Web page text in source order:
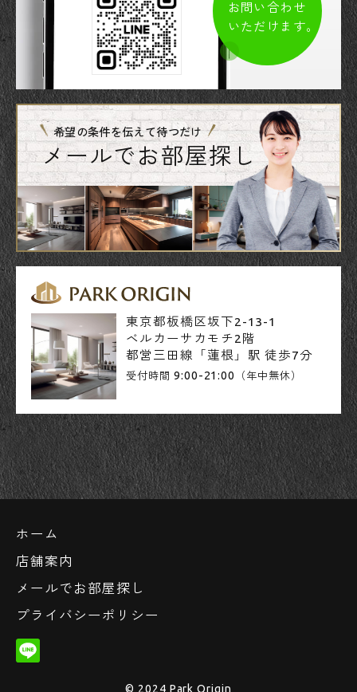
お問い合わせ
いただけます。
希望の条件を伝えて待つだけ
メールでお部屋探し
東京都板橋区坂下2-13-1
ベルカーサカモチ2階
都営三田線「蓮根」駅 徒歩7分
受付時間 9:00-21:00 （年中無休）
ホーム
店舗案内
メールでお部屋探し
プライバシーポリシー
© 2024 Park Origin